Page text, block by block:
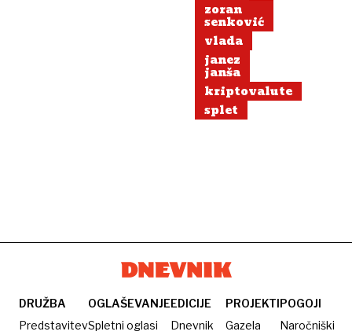
zoran
senković
vlada
janez
janša
kriptovalute
splet
DRUŽBA
Predstavitev
OGLAŠEVANJE
Spletni oglasi
EDICIJE
Dnevnik
PROJEKTI
Gazela
POGOJI
Naročniški